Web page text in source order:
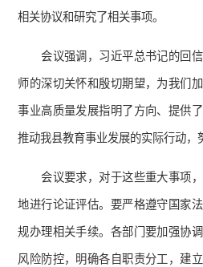
相关协议和研究了相关事项。
会议强调，习近平总书记的回
师的深切关怀和殷切期望，为我们
事业高质量发展指明了方向、提供
推动我县教育事业发展的实际行动，
会议要求，对于这些重大事项
地进行论证评估。要严格遵守国家
规办理相关手续。各部门要加强协
风险防控，明确各自职责分工，建